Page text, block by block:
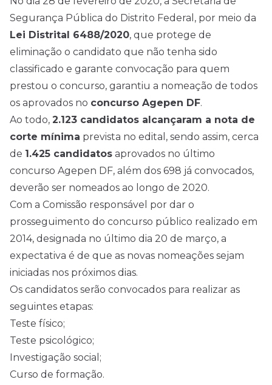
Segurança Pública do Distrito Federal, por meio da
Lei Distrital 6488/2020, que protege de
eliminação o candidato que não tenha sido
classificado e garante convocação para quem
prestou o concurso, garantiu a nomeação de todos
os aprovados no concurso Agepen DF.
Ao todo, 2.123 candidatos alcançaram a nota de
corte mínima prevista no edital, sendo assim, cerca
de 1.425 candidatos aprovados no último
concurso Agepen DF, além dos 698 já convocados,
deverão ser nomeados ao longo de 2020.
Com a Comissão responsável por dar o
prosseguimento do concurso público realizado em
2014, designada no último dia 20 de março, a
expectativa é de que as novas nomeações sejam
iniciadas nos próximos dias.
Os candidatos serão convocados para realizar as
seguintes etapas:
Teste físico;
Teste psicológico;
Investigação social;
Curso de formação.